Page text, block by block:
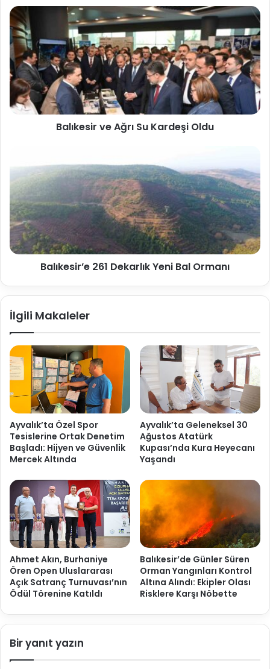
Balıkesir ve Ağrı Su Kardeşi Oldu
Balıkesir’e 261 Dekarlık Yeni Bal Ormanı
İlgili Makaleler
Ayvalık’ta Özel Spor
Tesislerine Ortak Denetim
Başladı: Hijyen ve Güvenlik
Mercek Altında
Ayvalık’ta Geleneksel 30
Ağustos Atatürk
Kupası’nda Kura Heyecanı
Yaşandı
Ahmet Akın, Burhaniye
Ören Open Uluslararası
Açık Satranç Turnuvası’nın
Ödül Törenine Katıldı
Balıkesir’de Günler Süren
Orman Yangınları Kontrol
Altına Alındı: Ekipler Olası
Risklere Karşı Nöbette
Bir yanıt yazın